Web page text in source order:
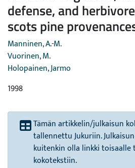
defense, and
scots pine
Manninen, A.-M.
Vuorinen, M.
Holopainen, Jarmo
1998
Tämän artikkelin/julkaisun
tallennettu Jukuriin.
kuitenkin olla linkki
kokotekstiin.